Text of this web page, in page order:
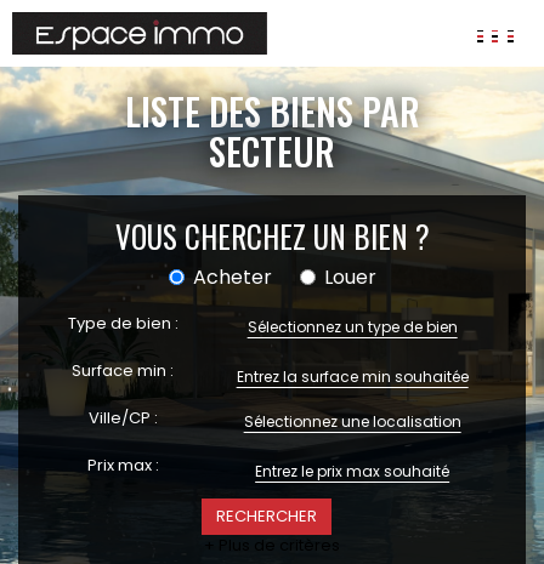
AGENCES
ANNONCES
IMMOBILIER D'ENTREPRISE
Locaux commerciaux
Bureaux
Fonds de commerces
FAIRE GÉRER
Gestion locative
Garantie Loyers impayés
Assurances
SYNDIC
CONTACT
LISTE DES BIENS PAR
SECTEUR
VOUS CHERCHEZ UN BIEN ?
Acheter Louer
Type de bien : Sélectionnez un type de bien
Surface min :
Ville/CP : Sélectionnez une localisation
Prix max :
+ Plus de critères